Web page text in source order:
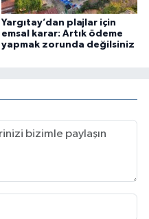
Yargıtay’dan plajlar için
emsal karar: Artık ödeme
yapmak zorunda değilsiniz